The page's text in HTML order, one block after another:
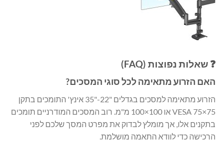
❓ שאלות נפוצות (FAQ)
האם הזרוע מתאימה לכל סוגי המסכים?
הזרוע מתאימה למסכים בגדלים "22-"35 אינץ' התומכים בתקן
VESA 75×75 או 100×100 מ"מ. רוב המסכים המודרניים תומכים
בתקנים אלו, אך מומלץ לבדוק את מפרט המסך שלכם לפני
הרכישה כדי לוודא התאמה מושלמת.